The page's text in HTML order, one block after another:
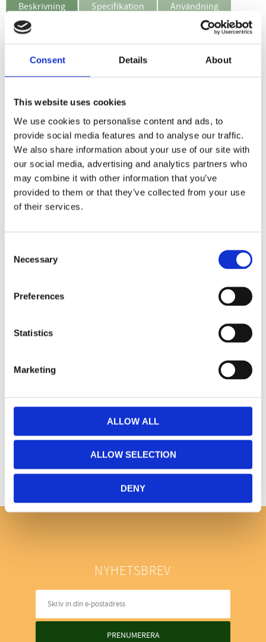
Consent Details About
This website uses cookies
We use cookies to personalise content and ads, to
provide social media features and to analyse our traffic.
We also share information about your use of our site with
our social media, advertising and analytics partners who
may combine it with other information that you’ve
provided to them or that they’ve collected from your use
of their services.
Selection
Necessary
Preferences
Statistics
Marketing
ALLOW ALL
ALLOW SELECTION
DENY
Beskrivning Specifikation Användning
som förekommer i stora mängder i kroppen.
operationer.
Glutamin är den vanligast förekommande aminosyran i
muskelvävnaden och är den aminosyra som behövs för att
proteinsyntesen, d.v.s. uppbyggnaden av muskelmassa,
ska stimuleras. Om nivåerna av Glutamin blir för låga, bryts
muskeln ned och du förlorar muskelmassa.
Omdömen
Bli den första att lämna ett omdöme.
NYHETSBREV
PRENUMERERA